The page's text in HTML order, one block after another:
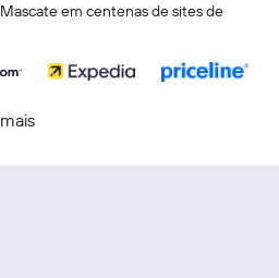
em centenas de sites de